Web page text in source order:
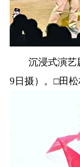
沉浸式演艺
9日摄）。□田